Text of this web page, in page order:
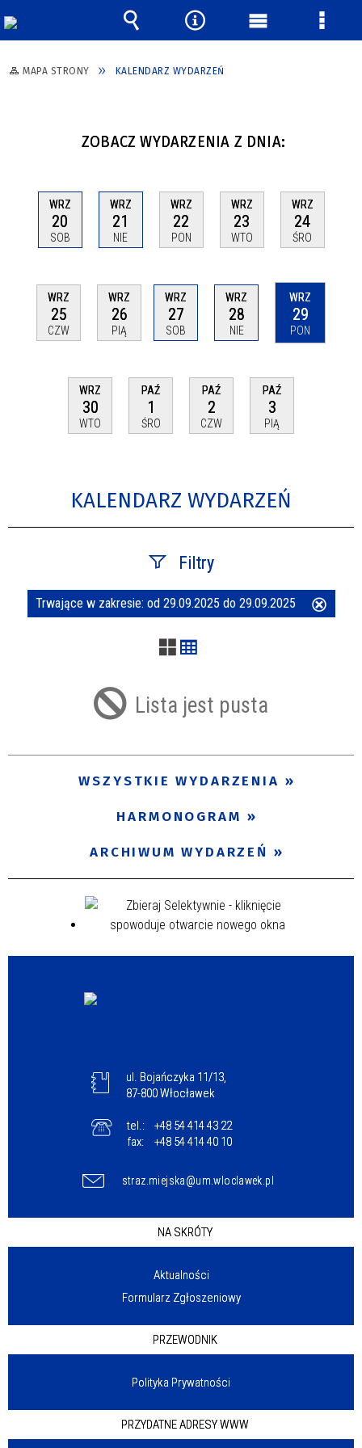
MAPA STRONY KALENDARZ WYDARZEŃ
ZOBACZ WYDARZENIA Z DNIA:
WRZ
20
SOB
WRZ
21
NIE
WRZ
22
PON
WRZ
23
WTO
WRZ
24
ŚRO
WRZ
25
CZW
WRZ
26
PIĄ
WRZ
27
SOB
WRZ
28
NIE
WRZ
29
PON
WRZ
30
WTO
PAŹ
1
ŚRO
PAŹ
2
CZW
PAŹ
3
PIĄ
KALENDARZ WYDARZEŃ
Filtry
Szukana fraza
Trwające w zakresie: od 29.09.2025 do 29.09.2025
Lista jest pusta
WSZYSTKIE WYDARZENIA
HARMONOGRAM
ARCHIWUM WYDARZEŃ
ul. Bojańczyka 11/13,
87-800 Włocławek
tel.:
+48 54 414 43 22
fax:
+48 54 414 40 10
straz.miejska@um.wloclawek.pl
NA SKRÓTY
Aktualności
Formularz Zgłoszeniowy
PRZEWODNIK
Polityka Prywatności
PRZYDATNE ADRESY WWW
Wyszukiwarka
NarzędziaMenu
Menu